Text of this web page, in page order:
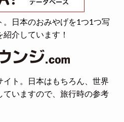
。日本のおみやげを1つ1つ写
介しています！
イト。日本はもちろん、世界
いますので、旅行時の参考